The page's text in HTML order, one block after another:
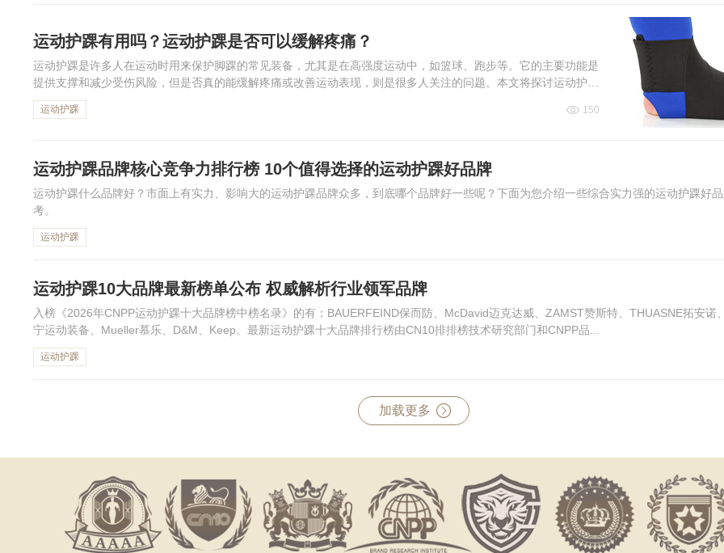
运动护踝有用吗？运动护踝是否可以缓解疼痛？
运动护踝是许多人在运动时用来保护脚踝的常见装备，尤其是在高强度运动中，如篮球、跑步等。它的主要功能是
提供支撑和减少受伤风险，但是否真的能缓解疼痛或改善运动表现，则是很多人关注的问题。本文将探讨运动护踝
的作用原理、是否有效缓解疼痛以及如何通过正确使用运动护踝来提高运动安全性。小编认...
运动护踝 150
运动护踝品牌核心竞争力排行榜 10个值得选择的运动护踝好品牌
运动护踝什么品牌好？市面上有实力、影响大的运动护踝品牌众多，到底哪个品牌好一些呢？下面为您介绍一些综合实力强的运动护踝好
考。
运动护踝
运动护踝10大品牌最新榜单公布 权威解析行业领军品牌
入榜《2026年CNPP运动护踝十大品牌榜中榜名录》的有：BAUERFEIND保而防、McDavid迈克达威、ZAMST赞斯特、THUASNE拓安诺
宁运动装备、Mueller慕乐、D&M、Keep。最新运动护踝十大品牌排行榜由CN10排排榜技术研究部门和CNPP品...
运动护踝
加载更多